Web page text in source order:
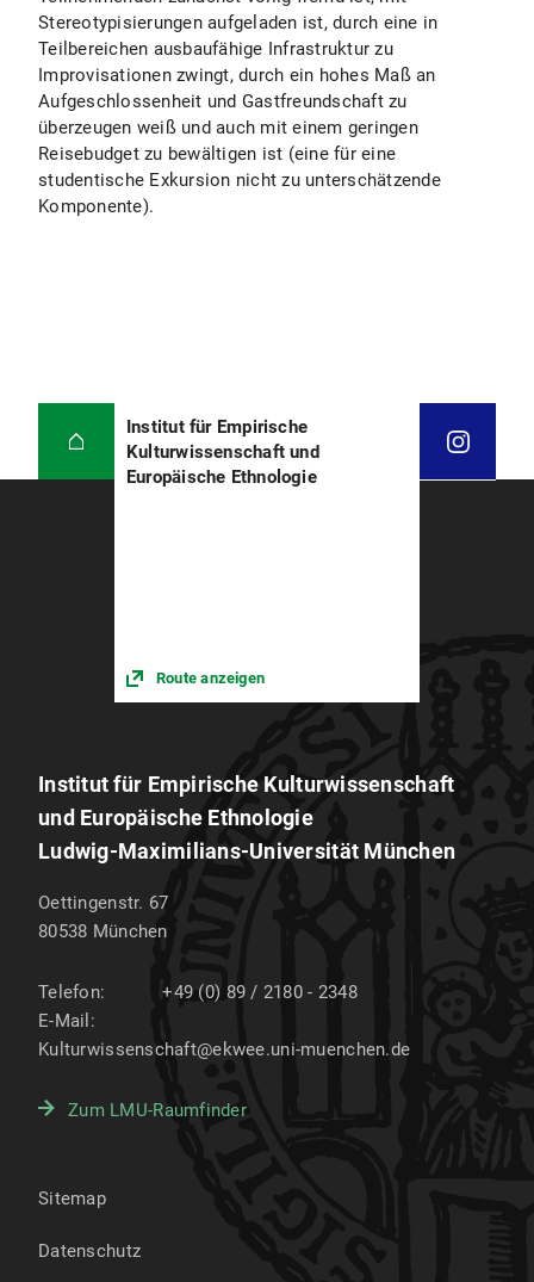
Stereotypisierungen aufgeladen ist, durch eine in
Teilbereichen ausbaufähige Infrastruktur zu
Improvisationen zwingt, durch ein hohes Maß an
Aufgeschlossenheit und Gastfreundschaft zu
überzeugen weiß und auch mit einem geringen
Reisebudget zu bewältigen ist (eine für eine
studentische Exkursion nicht zu unterschätzende
Komponente).
Institut für Empirische
Kulturwissenschaft und
Europäische Ethnologie
Route anzeigen
Institut für Empirische Kulturwissenschaft
und Europäische Ethnologie
Ludwig-Maximilians-Universität München
Oettingenstr. 67
80538 München
Telefon:
+49 (0) 89 / 2180 - 2348
E-Mail:
Kulturwissenschaft@ekwee.uni-muenchen.de
Zum LMU-Raumfinder
Sitemap
Datenschutz